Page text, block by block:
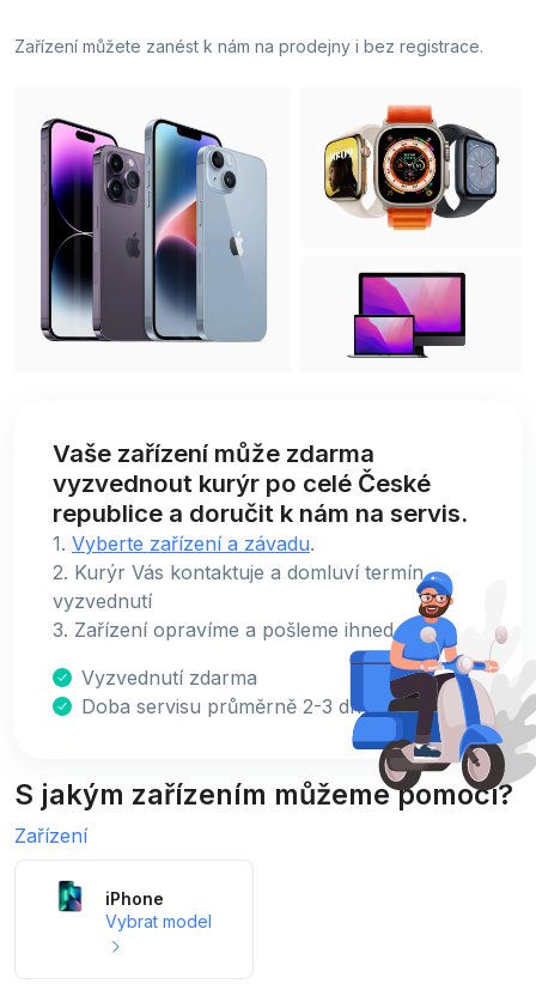
Zařízení můžete zanést k nám na prodejny i bez registrace.
Vaše zařízení může zdarma
vyzvednout kurýr po celé České
republice a doručit k nám na servis.
1. Vyberte zařízení a závadu.
2. Kurýr Vás kontaktuje a domluví termín
vyzvednutí
3. Zařízení opravíme a pošleme ihned zpět.
Vyzvednutí zdarma
Doba servisu průměrně 2-3 dny
S jakým zařízením můžeme pomoci?
Zařízení
iPhone
Vybrat model